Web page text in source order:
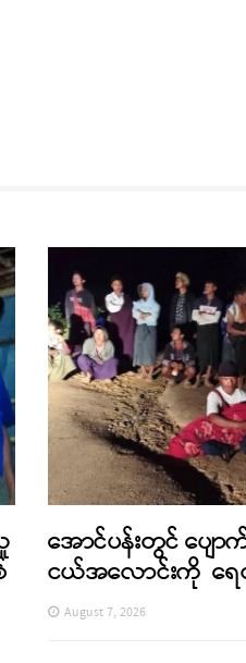
အောင်ပန်းတွင် ပျ
ငယ်အလောင်းကို ရေ
August 7, 2026